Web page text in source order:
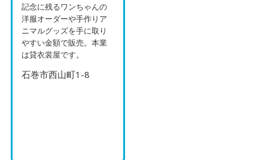
記念に残るワンちゃんの
洋服オーダーや手作りア
ニマルグッズを手に取り
やすい金額で販売。本業
は貸衣裳屋です。
石巻市西山町1-8